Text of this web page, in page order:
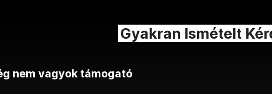
Gyakran Ismételt
nem vagyok támogató